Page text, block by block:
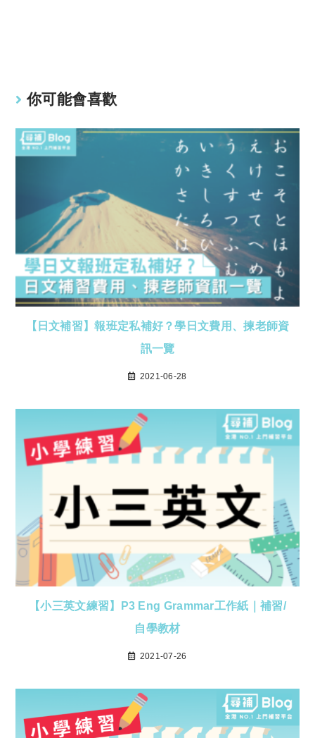
你可能會喜歡
【日文補習】報班定私補好？學日文費用、揀老師資
訊一覽
2021-06-28
【小三英文練習】P3 Eng Grammar工作紙｜補習/
自學教材
2021-07-26